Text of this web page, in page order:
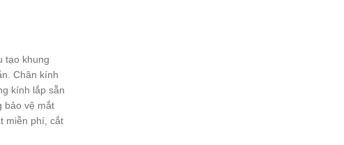
tạo khung
Chân kính
kính lắp sẵn
bảo vệ mắt
miễn phí, cắt